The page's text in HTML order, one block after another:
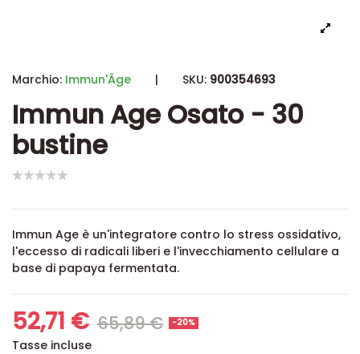
Marchio: Immun'Âge | SKU: 900354693
Immun Age Osato - 30
bustine
Immun Age è un'integratore contro lo stress ossidativo,
l'eccesso di radicali liberi e l'invecchiamento cellulare a
base di papaya fermentata.
52,71 € 65,89 € -20%
Tasse incluse